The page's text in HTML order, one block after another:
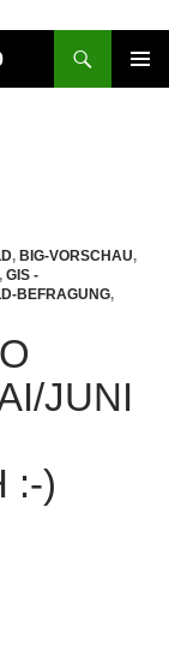
, BIG-VORSCHAU,
, GIS -
BEFRAGUNG,
JUNI
:-)